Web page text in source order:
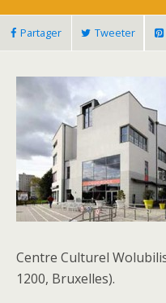
Partager Tweeter
Centre Culturel
1200, Bruxelles).